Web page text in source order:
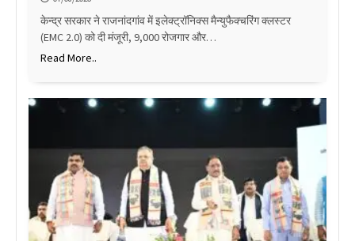
केन्द्र सरकार ने राजनांदगांव में इलेक्ट्रॉनिक्स मैन्युफैक्चरिंग क्लस्टर
(EMC 2.0) को दी मंजूरी, 9,000 रोजगार और…
Read More..